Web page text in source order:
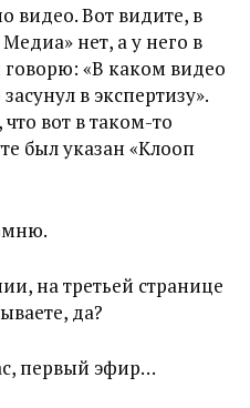
видео. Вот видите, в
нет, а у него в
говорю: «В каком видео
в экспертизу».
вот в таком-то
был указан «Клооп
на третьей странице
да?
первый эфир…